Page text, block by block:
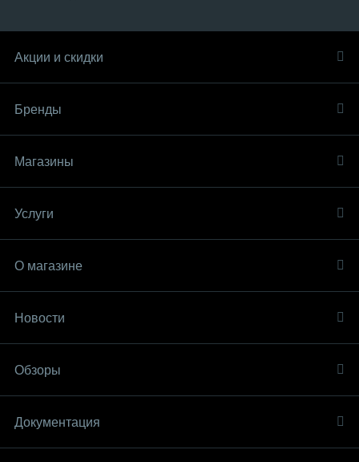
Акции и скидки
Бренды
Магазины
Услуги
О магазине
Новости
Обзоры
Документация